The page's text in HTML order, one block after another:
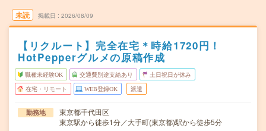
未読 掲載日 2026/08/09
【リクルート】完全在宅＊時給1720円！
HotPepperグルメの原稿作成
職種未経験OK 交通費別途支給あり 土日祝日が休み
在宅・リモート WEB登録OK 派遣
勤務地
東京都千代田区
東京駅から徒歩1分／大手町(東京都)駅から徒歩5分